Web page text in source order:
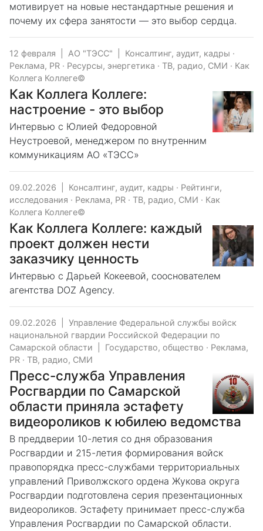
мотивирует на новые нестандартные решения и
почему их сфера занятости — это выбор сердца.
12 февраля АО "ТЭСС" Консалтинг, аудит, кадры ·
Реклама, PR · Ресурсы, энергетика · ТВ, радио, СМИ · Как
Коллега Коллеге©
Как Коллега Коллеге:
настроение - это выбор
Интервью с Юлией Федоровной
Неустроевой, менеджером по внутренним
коммуникациям АО «ТЭСС»
09.02.2026 Консалтинг, аудит, кадры · Рейтинги,
исследования · Реклама, PR · ТВ, радио, СМИ · Как
Коллега Коллеге©
Как Коллега Коллеге: каждый
проект должен нести
заказчику ценность
Интервью с Дарьей Кокеевой, сооснователем
агентства DOZ Agency.
09.02.2026
Управление Федеральной службы войск
национальной гвардии Российской Федерации по
Самарской области
Государство, общество · Реклама,
PR · ТВ, радио, СМИ
Пресс-служба Управления
Росгвардии по Самарской
области приняла эстафету
видеороликов к юбилею ведомства
В преддверии 10-летия со дня образования
Росгвардии и 215-летия формирования войск
правопорядка пресс-службами территориальных
управлений Приволжского ордена Жукова округа
Росгвардии подготовлена серия презентационных
видеороликов. Эстафету принимает пресс-служба
Управления Росгвардии по Самарской области.